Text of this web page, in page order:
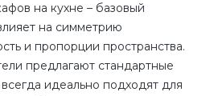
на кухне – базовый
на симметрию
и пропорции пространства.
предлагают стандартные
идеально подходят для